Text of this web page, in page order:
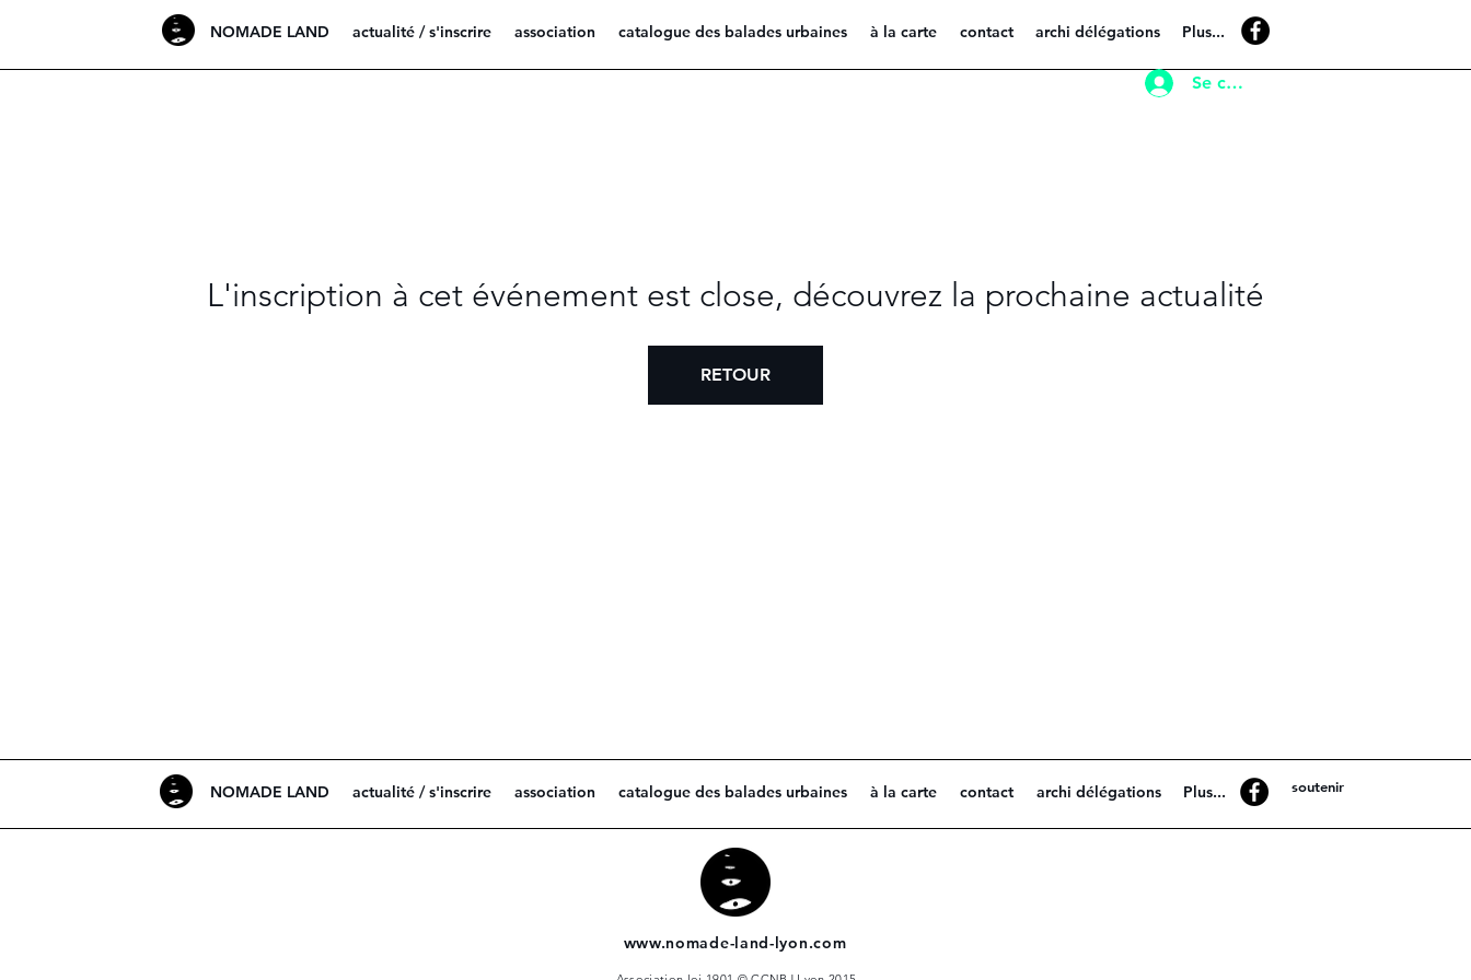
NOMADE LAND actualité / s'inscrire association catalogue des balades urbaines à la carte contact archi délégations Plus...
Se connecter
L'inscription à cet événement est close, découvrez la prochaine actualité
RETOUR
NOMADE LAND actualité / s'inscrire association catalogue des balades urbaines à la carte contact archi délégations Plus... soutenir
www.nomade-land-lyon.com